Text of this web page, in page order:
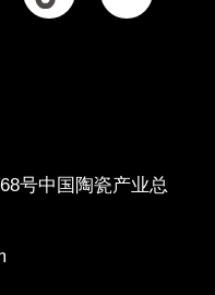
号中国陶瓷产业总